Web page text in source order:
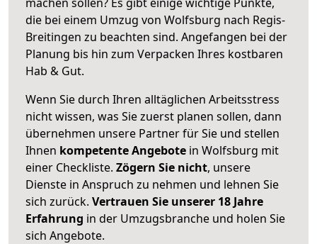
die bei einem Umzug von Wolfsburg nach Regis-
Breitingen zu beachten sind. Angefangen bei der
Planung bis hin zum Verpacken Ihres kostbaren
Hab & Gut.
Wenn Sie durch Ihren alltäglichen Arbeitsstress
nicht wissen, was Sie zuerst planen sollen, dann
übernehmen unsere Partner für Sie und stellen
Ihnen kompetente Angebote in Wolfsburg mit
einer Checkliste. Zögern Sie nicht, unsere
Dienste in Anspruch zu nehmen und lehnen Sie
sich zurück. Vertrauen Sie unserer 18 Jahre
Erfahrung in der Umzugsbranche und holen Sie
sich Angebote.